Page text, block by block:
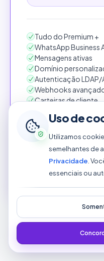
Tudo do Premium +
WhatsApp Business
Mensagens ativas
Domínio
Autenticação LDAP/
Webhooks
Carteiras de cliente
Kanban
E muito mais...
Testar
Sem cartão de
Uso de
Utilizamos
semelhantes de
Privacidade .
essenciais ou